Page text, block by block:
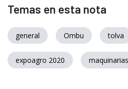
Temas en esta nota
general Ombu tolva
expoagro 2020 maquinarias